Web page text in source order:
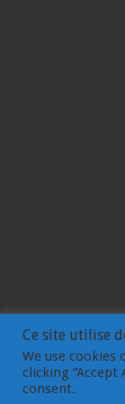
Ce site utilise
We use
clicking
consent.